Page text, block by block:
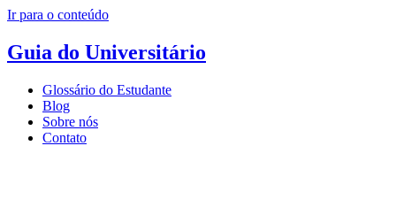
Ir para o conteúdo
Guia do Universitário
Glossário do Estudante
Blog
Sobre nós
Contato